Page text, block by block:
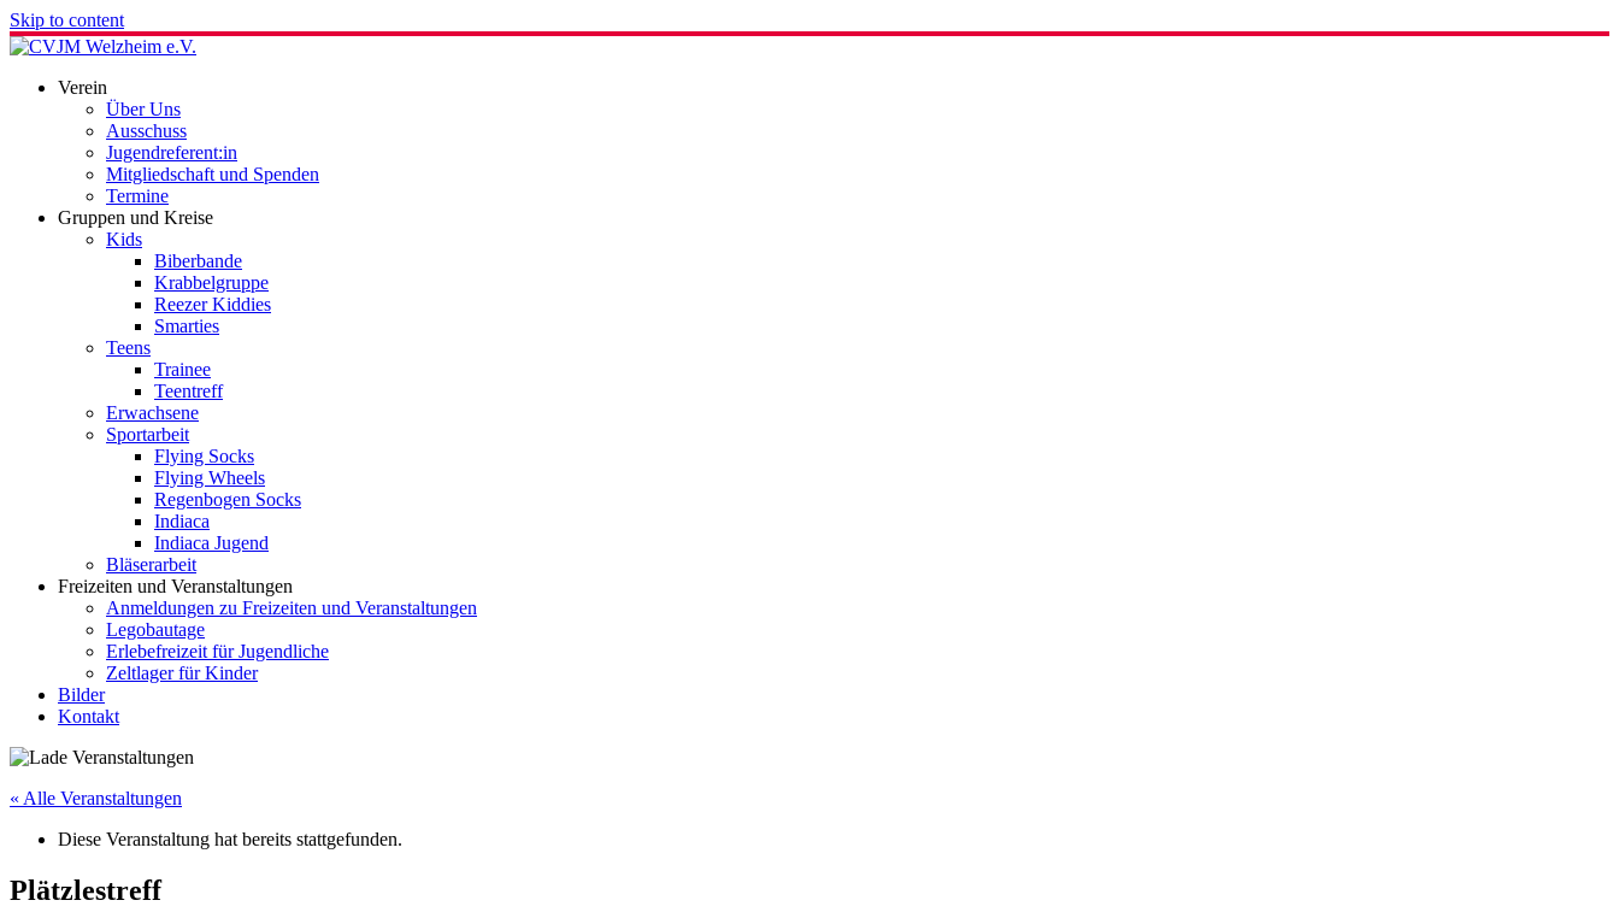
Skip to content
Verein
Über Uns
Ausschuss
Jugendreferent:in
Mitgliedschaft und Spenden
Termine
Gruppen und Kreise
Kids
Biberbande
Krabbelgruppe
Reezer Kiddies
Smarties
Teens
Trainee
Teentreff
Erwachsene
Sportarbeit
Flying Socks
Flying Wheels
Regenbogen Socks
Indiaca
Indiaca Jugend
Bläserarbeit
Freizeiten und Veranstaltungen
Anmeldungen zu Freizeiten und Veranstaltungen
Legobautage
Erlebefreizeit für Jugendliche
Zeltlager für Kinder
Bilder
Kontakt
« Alle Veranstaltungen
Diese Veranstaltung hat bereits stattgefunden.
Plätzlestreff